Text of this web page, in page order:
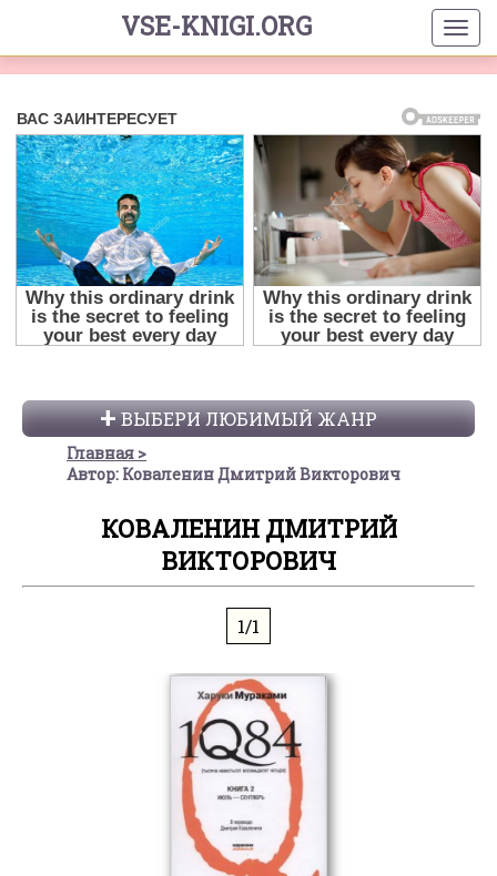
VSE-KNIGI.ORG
ВЫБЕРИ ЛЮБИМЫЙ ЖАНР
Главная
Автор: Коваленин Дмитрий Викторович
КОВАЛЕНИН ДМИТРИЙ
ВИКТОРОВИЧ
1/1